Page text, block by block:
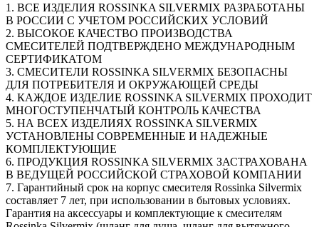
1. ВСЕ ИЗДЕЛИЯ ROSSINKA SILVERMIX РАЗРАБОТАНЫ
В РОССИИ С УЧЕТОМ РОССИЙСКИХ УСЛОВИЙ
2. ВЫСОКОЕ КАЧЕСТВО ПРОИЗВОДСТВА
СМЕСИТЕЛЕЙ ПОДТВЕРЖДЕНО МЕЖДУНАРОДНЫМ
СЕРТИФИКАТОМ
3. СМЕСИТЕЛИ ROSSINKA SILVERMIX БЕЗОПАСНЫ
ДЛЯ ПОТРЕБИТЕЛЯ И ОКРУЖАЮЩЕЙ СРЕДЫ
4. КАЖДОЕ ИЗДЕЛИЕ ROSSINKA SILVERMIX ПРОХОДИТ
МНОГОСТУПЕНЧАТЫЙ КОНТРОЛЬ КАЧЕСТВА
5. НА ВСЕХ ИЗДЕЛИЯХ ROSSINKA SILVERMIX
УСТАНОВЛЕНЫ СОВРЕМЕННЫЕ И НАДЕЖНЫЕ
КОМПЛЕКТУЮЩИЕ
6. ПРОДУКЦИЯ ROSSINKA SILVERMIX ЗАСТРАХОВАНА
В ВЕДУЩЕЙ РОССИЙСКОЙ СТРАХОВОЙ КОМПАНИИ
7. Гарантийный срок на корпус смесителя Rossinka Silvermix
составляет 7 лет, при использовании в бытовых условиях.
Гарантия на аксессуары и комплектующие к смесителям